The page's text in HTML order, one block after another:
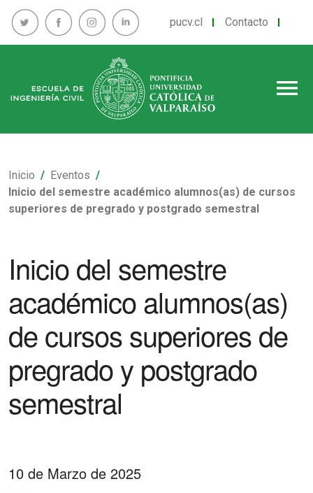
pucv.cl Contacto
menu
Inicio
Eventos
Inicio del semestre académico alumnos(as) de cursos
superiores de pregrado y postgrado semestral
Inicio del semestre
académico alumnos(as)
de cursos superiores de
pregrado y postgrado
semestral
10 de Marzo de 2025